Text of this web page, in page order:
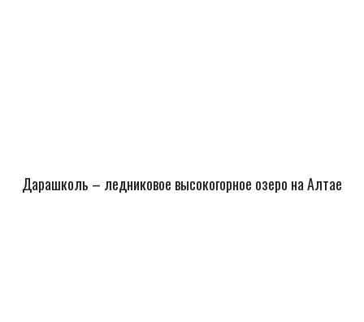
Дарашколь – ледниковое высокогорное озеро на Алтае